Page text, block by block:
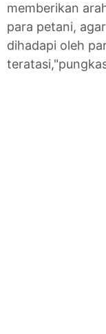
memberikan
para petani,
dihadapi oleh